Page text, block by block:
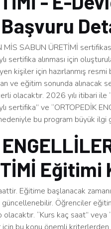
MİS SABUN ÜRETİMİ
sertifika alınması için
kişiler için hazırlanmış
ve eğitim sonunda alınacak
olacaktır. 2026 yılı itibari ile
sertifika” ve “ORTOPEDİK
bu program büyük ilgi
Eğitimi
Eğitime başlanacak
Öğrenciler
“Kurs kaç saat” veya